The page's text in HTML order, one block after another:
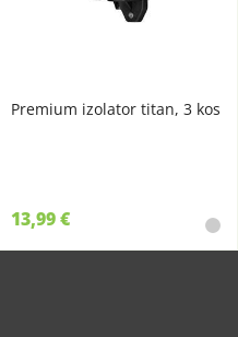
Premium izolator titan, 3 kos
13,99 €